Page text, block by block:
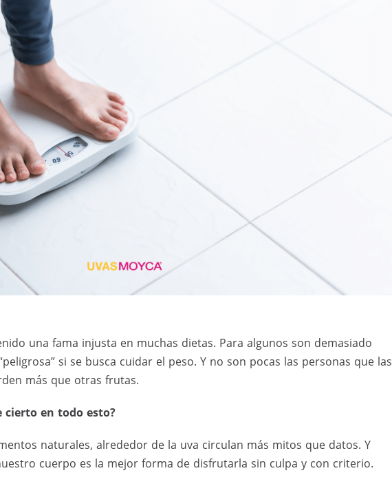
una fama injusta en muchas dietas. Para algunos son demasiado
si se busca cuidar el peso. Y no son pocas las personas que las
más que otras frutas.
cierto en todo esto?
naturales, alrededor de la uva circulan más mitos que datos. Y
cuerpo es la mejor forma de disfrutarla sin culpa y con criterio.